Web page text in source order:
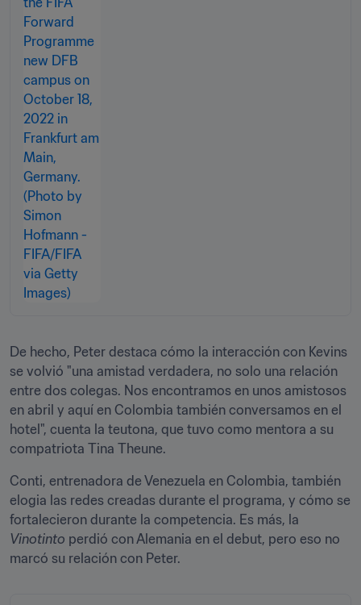
De hecho, Peter destaca cómo la interacción con Kevins
se volvió "una amistad verdadera, no solo una relación
entre dos colegas. Nos encontramos en unos amistosos
en abril y aquí en Colombia también conversamos en el
hotel", cuenta la teutona, que tuvo como mentora a su
compatriota Tina Theune.
Conti, entrenadora de Venezuela en Colombia, también
elogia las redes creadas durante el programa, y cómo se
Vinotinto perdió con Alemania en el debut, pero eso no
marcó su relación con Peter.